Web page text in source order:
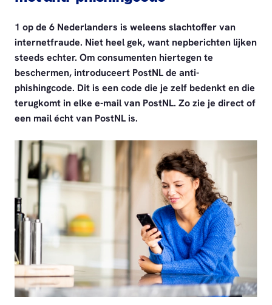
1 op de 6 Nederlanders is weleens slachtoffer van
internetfraude. Niet heel gek, want nepberichten lijken
steeds echter. Om consumenten hiertegen te
beschermen, introduceert PostNL de anti-
phishingcode. Dit is een code die je zelf bedenkt en die
terugkomt in elke e-mail van PostNL. Zo zie je direct of
een mail écht van PostNL is.
PNG